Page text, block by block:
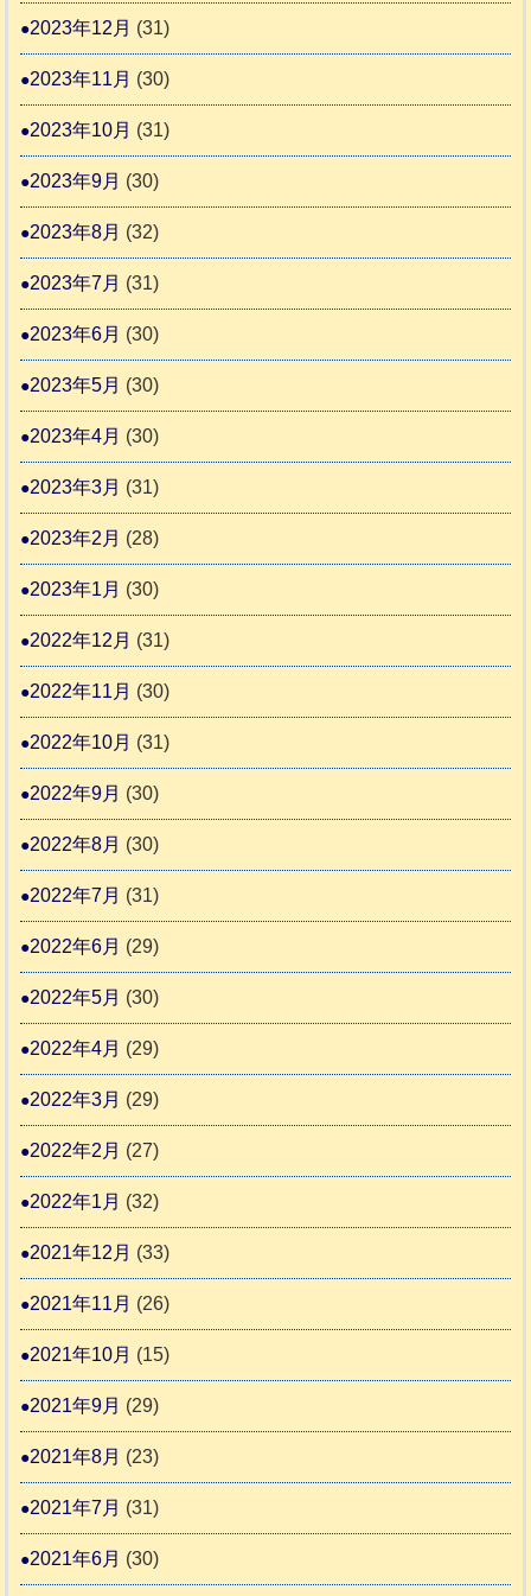
2023年12月 (31)
2023年11月 (30)
2023年10月 (31)
2023年9月 (30)
2023年8月 (32)
2023年7月 (31)
2023年6月 (30)
2023年5月 (30)
2023年4月 (30)
2023年3月 (31)
2023年2月 (28)
2023年1月 (30)
2022年12月 (31)
2022年11月 (30)
2022年10月 (31)
2022年9月 (30)
2022年8月 (30)
2022年7月 (31)
2022年6月 (29)
2022年5月 (30)
2022年4月 (29)
2022年3月 (29)
2022年2月 (27)
2022年1月 (32)
2021年12月 (33)
2021年11月 (26)
2021年10月 (15)
2021年9月 (29)
2021年8月 (23)
2021年7月 (31)
2021年6月 (30)